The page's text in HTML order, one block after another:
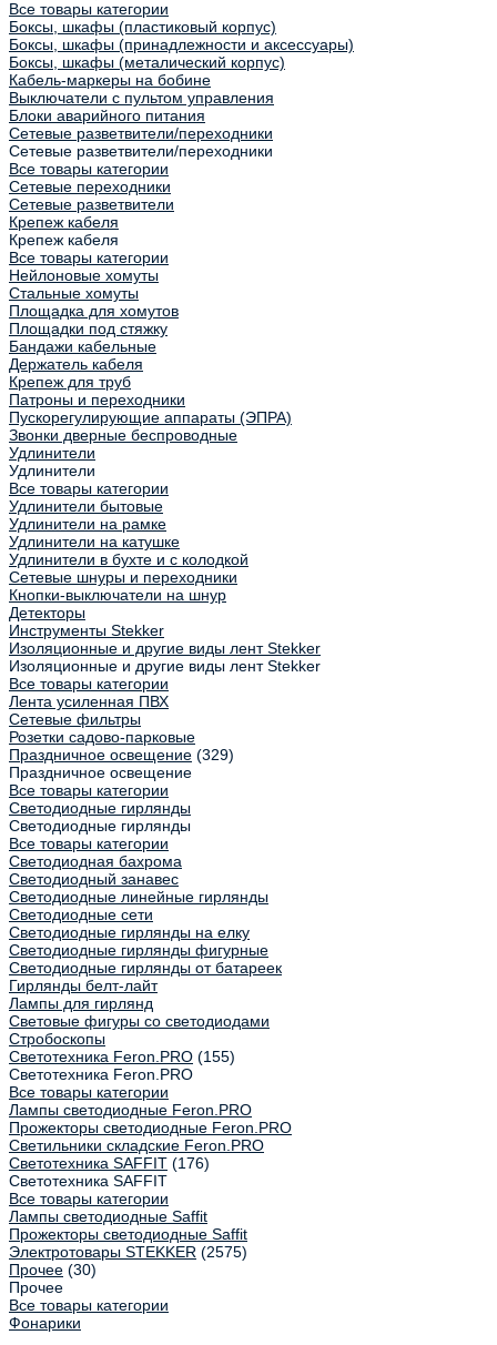
Все товары категории
Боксы, шкафы (пластиковый корпус)
Боксы, шкафы (принадлежности и аксессуары)
Боксы, шкафы (металический корпус)
Кабель-маркеры на бобине
Выключатели с пультом управления
Блоки аварийного питания
Сетевые разветвители/переходники
Сетевые разветвители/переходники
Все товары категории
Сетевые переходники
Сетевые разветвители
Крепеж кабеля
Крепеж кабеля
Все товары категории
Нейлоновые хомуты
Стальные хомуты
Площадка для хомутов
Площадки под стяжку
Бандажи кабельные
Держатель кабеля
Крепеж для труб
Патроны и переходники
Пускорегулирующие аппараты (ЭПРА)
Звонки дверные беспроводные
Удлинители
Удлинители
Все товары категории
Удлинители бытовые
Удлинители на рамке
Удлинители на катушке
Удлинители в бухте и с колодкой
Сетевые шнуры и переходники
Кнопки-выключатели на шнур
Детекторы
Инструменты Stekker
Изоляционные и другие виды лент Stekker
Изоляционные и другие виды лент Stekker
Все товары категории
Лента усиленная ПВХ
Сетевые фильтры
Розетки садово-парковые
Праздничное освещение (329)
Праздничное освещение
Все товары категории
Светодиодные гирлянды
Светодиодные гирлянды
Все товары категории
Светодиодная бахрома
Светодиодный занавес
Светодиодные линейные гирлянды
Светодиодные сети
Светодиодные гирлянды на елку
Светодиодные гирлянды фигурные
Светодиодные гирлянды от батареек
Гирлянды белт-лайт
Лампы для гирлянд
Световые фигуры со светодиодами
Стробоскопы
Светотехника Feron.PRO (155)
Светотехника Feron.PRO
Все товары категории
Лампы светодиодные Feron.PRO
Прожекторы светодиодные Feron.PRO
Светильники складские Feron.PRO
Светотехника SAFFIT (176)
Светотехника SAFFIT
Все товары категории
Лампы светодиодные Saffit
Прожекторы светодиодные Saffit
Электротовары STEKKER (2575)
Прочее (30)
Прочее
Все товары категории
Фонарики